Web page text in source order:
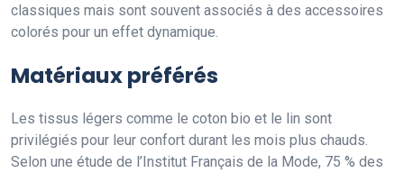
classiques mais sont souvent associés à des accessoires
colorés pour un effet dynamique.
Matériaux préférés
Les tissus légers comme le coton bio et le lin sont
privilégiés pour leur confort durant les mois plus chauds.
Selon une étude de l’Institut Français de la Mode, 75 % des